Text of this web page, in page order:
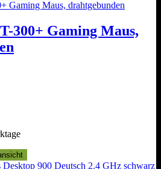
300+ Gaming Maus,